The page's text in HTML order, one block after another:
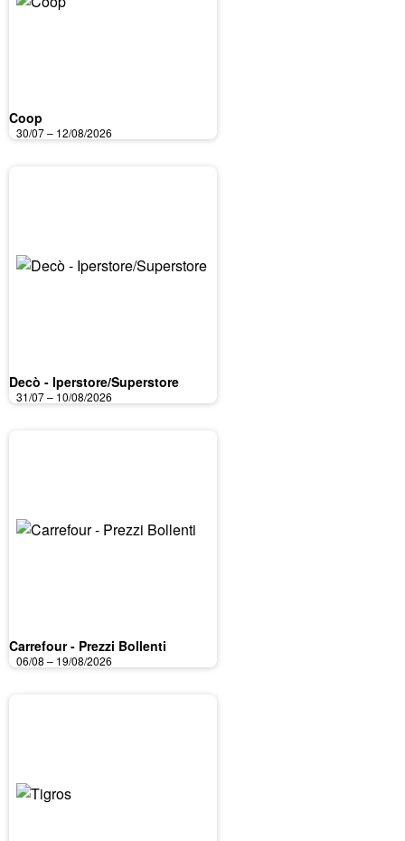
Coop
30/07 – 12/08/2026
Decò - Iperstore/Superstore
31/07 – 10/08/2026
Carrefour - Prezzi Bollenti
06/08 – 19/08/2026